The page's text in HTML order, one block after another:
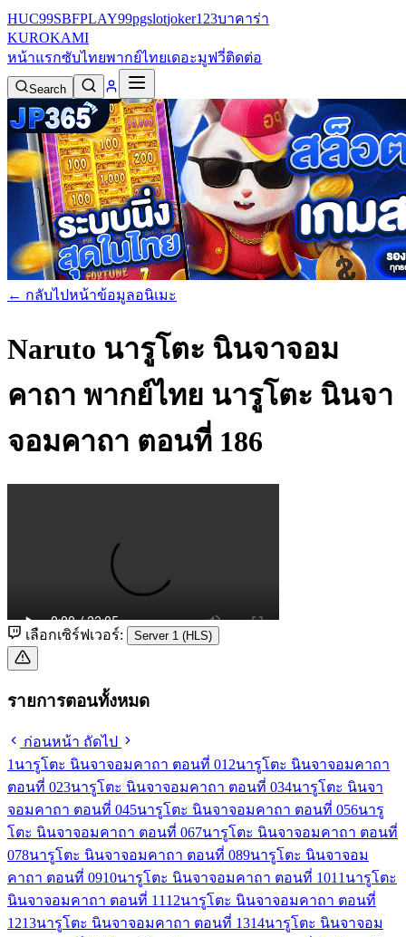
HUC99SBFPLAY99pgslotjoker123บาคาร่า
KUROKAMI
หน้าแรกซับไทยพากย์ไทยเดอะมูฟวี่ติดต่อ
Search
← กลับไปหน้าข้อมูลอนิเมะ
Naruto นารูโตะ นินจาจอม
คาถา พากย์ไทย นารูโตะ นินจา
จอมคาถา ตอนที่ 186
เลือกเซิร์ฟเวอร์: Server 1 (HLS)
รายการตอนทั้งหมด
ก่อนหน้า ถัดไป
1 นารูโตะ นินจาจอมคาถา ตอนที่ 01 2นารูโตะ นินจาจอมคาถา
ตอนที่ 023นารูโตะ นินจาจอมคาถา ตอนที่ 034นารูโตะ นินจา
จอมคาถา ตอนที่ 045นารูโตะ นินจาจอมคาถา ตอนที่ 056นารู
โตะ นินจาจอมคาถา ตอนที่ 067นารูโตะ นินจาจอมคาถา ตอนที่
078นารูโตะ นินจาจอมคาถา ตอนที่ 089นารูโตะ นินจาจอม
คาถา ตอนที่ 0910นารูโตะ นินจาจอมคาถา ตอนที่ 1011 นารูโตะ
นินจาจอมคาถา ตอนที่ 11 12นารูโตะ นินจาจอมคาถา ตอนที่
1213นารูโตะ นินจาจอมคาถา ตอนที่ 1314นารูโตะ นินจาจอม